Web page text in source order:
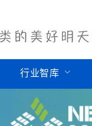
行业智库